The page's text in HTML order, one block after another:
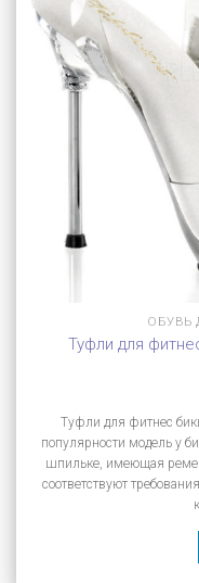
ОБУВЬ
Туфли для
Туфли для фитнес
популярности модель у
шпильке, имеющая
соответствуют